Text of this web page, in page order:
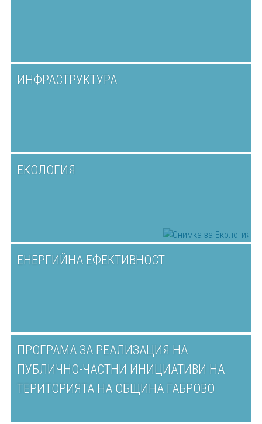
ИНФРАСТРУКТУРА
ЕКОЛОГИЯ
ЕНЕРГИЙНА ЕФЕКТИВНОСТ
ПРОГРАМА ЗА РЕАЛИЗАЦИЯ НА
ПУБЛИЧНО-ЧАСТНИ ИНИЦИАТИВИ НА
ТЕРИТОРИЯТА НА ОБЩИНА ГАБРОВО